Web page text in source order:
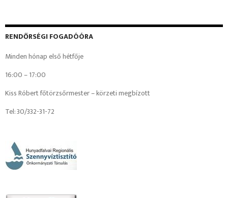
RENDŐRSÉGI FOGADÓÓRA
Minden hónap első hétfője
16:00 – 17:00
Kiss Róbert főtörzsőrmester – körzeti megbízott
Tel: 30/332-31-72